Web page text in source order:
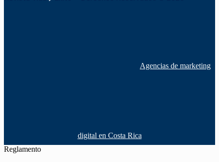
Agencias de marketing
digital en Costa Rica
Reglamento